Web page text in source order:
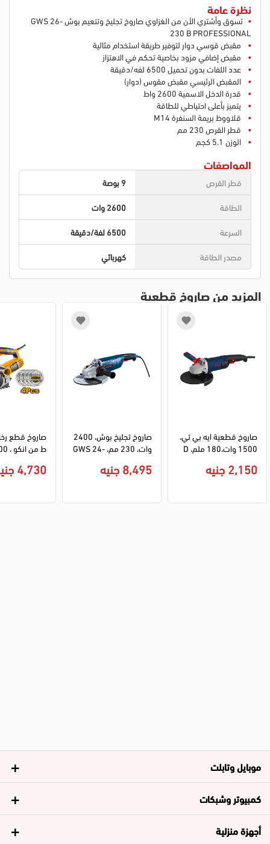
نظرة عامة
تسوق وأشتري الأن من الغزاوي صاروخ تجليخ وتنعيم بوش GWS 26-
230 B PROFESSIONAL
مقبض قوسي دوار لتوفير طريقة استخدام مثالية
مقبض إضافي مزود بخاصية تحكم في الاهتزاز
عدد اللفات بدون تحميل 6500 لفه/دقيقة
المقبض الرئيسي مقبض مقوس (دوار)
قدرة الدخل الاسمية 2600 واط
يتميز بأعلى احتياطي للطاقة
قلاووظ بريمة السنفرة M14
قطر القرص 230 مم
الوزن 5.1 كجم
المواصفات
قطر القرص
9 بوصة
الطاقة
2600 وات
السرعة
6500 لفة/دقيقة
مصدر الطاقة
كهربائي
المزيد من صاروخ قطعية
صاروخ قطعية ايه بي تي،
1500 وات،180 ملم، D
2,150 جنيه
وات، 230 مم، GWS 24-
8,495 جنيه
صاروخ قطع
4,730 جنيه
موبايل وتابلت
كمبيوتر وشبكات
أجهزة منزلية